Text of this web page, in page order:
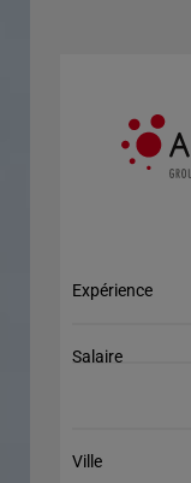
Expérience
Salaire
Ville